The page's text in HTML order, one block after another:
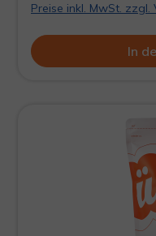
hinab. Mit festem
Preise inkl. MwSt.
In